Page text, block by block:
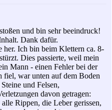
und bin sehr beeindruck!
Dank dafür.
Ich bin beim Klettern ca. 8-
Dies passierte, weil mein
Mann - einen Fehler bei der
fiel, war unten auf dem Boden
und Felsen,
davon getragen:
Rippen, die Leber gerissen,